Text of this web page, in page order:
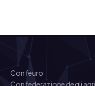
Confeuro
Confederazione degli